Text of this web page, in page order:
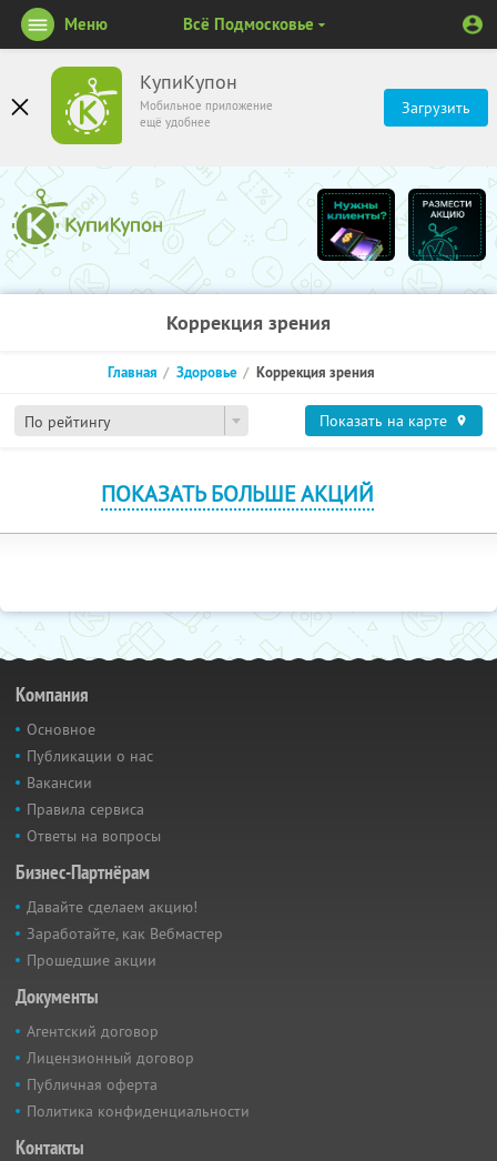
КупиКупон
Мобильное приложение
ещё удобнее
Загрузить
Меню Всё Подмосковье
Коррекция зрения
По рейтингу
Главная Здоровье Коррекция зрения
Показать на карте
ПОКАЗАТЬ БОЛЬШЕ АКЦИЙ
Компания
Основное
Публикации о нас
Вакансии
Правила сервиса
Ответы на вопросы
Бизнес-Партнёрам
Давайте сделаем акцию!
Заработайте, как Вебмастер
Прошедшие акции
Документы
Агентский договор
Лицензионный договор
Публичная оферта
Политика конфиденциальности
Контакты